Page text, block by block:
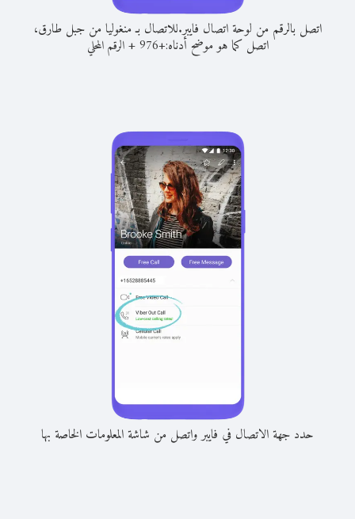
اتصل بالرقم من لوحة اتصال فايبر.للاتصال بـ منغوليا من جبل طارق،
اتصل كما هو موضح أدناه:+
976
+الرقم المحلي
حدد جهة الاتصال في فايبر واتصل من شاشة المعلومات الخاصة بها